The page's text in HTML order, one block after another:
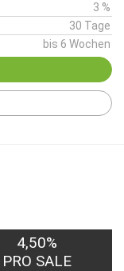
3 %
30 Tage
bis 6 Wochen
4,50%
PRO SALE